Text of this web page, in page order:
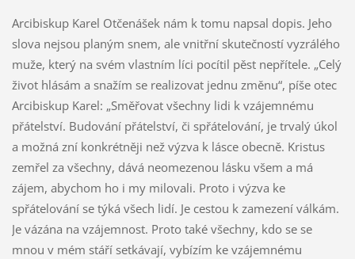
Arcibiskup Karel Otčenášek nám k tomu napsal dopis. Jeho
slova nejsou planým snem, ale vnitřní skutečností vyzrálého
muže, který na svém vlastním líci pocítil pěst nepřítele. „Celý
život hlásám a snažím se realizovat jednu změnu“, píše otec
Arcibiskup Karel: „Směřovat všechny lidi k vzájemnému
přátelství. Budování přátelství, či spřátelování, je trvalý úkol
a možná zní konkrétněji než výzva k lásce obecně. Kristus
zemřel za všechny, dává neomezenou lásku všem a má
zájem, abychom ho i my milovali. Proto i výzva ke
spřátelování se týká všech lidí. Je cestou k zamezení válkám.
Je vázána na vzájemnost. Proto také všechny, kdo se se
mnou v mém stáří setkávají, vybízím ke vzájemnému